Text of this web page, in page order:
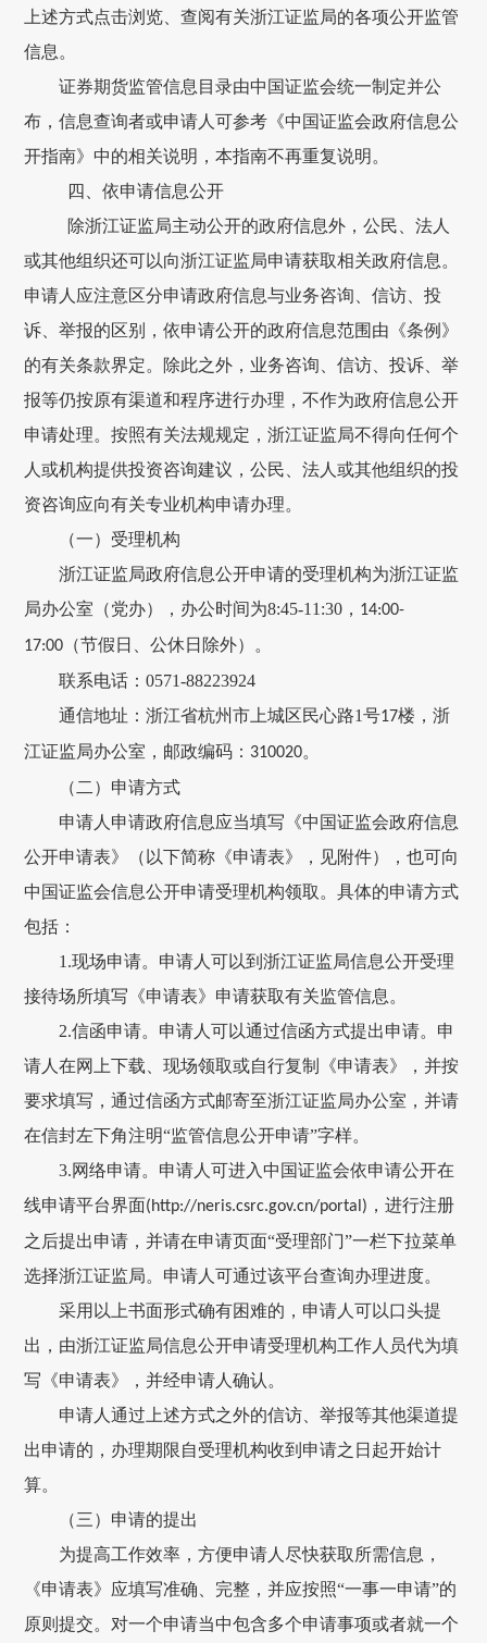
上述方式点击浏览、查阅有关浙江证监局的各项公开监管
信息。
证券期货监管信息目录由中国证监会统一制定并公
布，信息查询者或申请人可参考《中国证监会政府信息公
开指南》中的相关说明，本指南不再重复说明。
四、依申请信息公开
除浙江证监局主动公开的政府信息外，公民、法人
或其他组织还可以向浙江证监局申请获取相关政府信息。
申请人应注意区分申请政府信息与业务咨询、信访、投
诉、举报的区别，依申请公开的政府信息范围由《条例》
的有关条款界定。除此之外，业务咨询、信访、投诉、举
报等仍按原有渠道和程序进行办理，不作为政府信息公开
申请处理。按照有关法规规定，浙江证监局不得向任何个
人或机构提供投资咨询建议，公民、法人或其他组织的投
资咨询应向有关专业机构申请办理。
（一）受理机构
浙江证监局政府信息公开申请的受理机构为浙江证监
局办公室（党办），办公时间为8:45-11:30 ， 14:00-
17:00 （节假日、公休日除外）。
联系电话：0571-88223924
通信地址：浙江省杭州市上城区民心路1号17楼，浙
江证监局办公室，邮政编码： 310020。
（二）申请方式
申请人申请政府信息应当填写《中国证监会政府信息
公开申请表》（以下简称《申请表》，见附件），也可向
中国证监会信息公开申请受理机构领取。具体的申请方式
包括：
1.现场申请。申请人可以到浙江证监局信息公开受理
接待场所填写《申请表》申请获取有关监管信息。
2.信函申请。申请人可以通过信函方式提出申请。申
请人在网上下载、现场领取或自行复制《申请表》，并按
要求填写，通过信函方式邮寄至浙江证监局办公室，并请
在信封左下角注明“监管信息公开申请”字样。
3.网络申请。申请人可进入中国证监会依申请公开在
线申请平台界面(http://neris.csrc.gov.cn/portal) ，进行注册
之后提出申请，并请在申请页面“受理部门”一栏下拉菜单
选择浙江证监局。申请人可通过该平台查询办理进度。
采用以上书面形式确有困难的，申请人可以口头提
出，由浙江证监局信息公开申请受理机构工作人员代为填
写《申请表》，并经申请人确认。
申请人通过上述方式之外的信访、举报等其他渠道提
出申请的，办理期限自受理机构收到申请之日起开始计
算。
（三）申请的提出
为提高工作效率，方便申请人尽快获取所需信息，
《申请表》应填写准确、完整，并应按照“一事一申请”的
原则提交。对一个申请当中包含多个申请事项或者就一个